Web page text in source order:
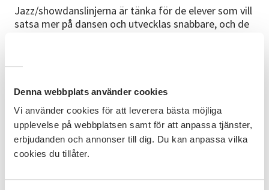
Denna webbplats använder cookies
Vi använder cookies för att leverera bästa möjliga
upplevelse på webbplatsen samt för att anpassa tjänster,
erbjudanden och annonser till dig. Du kan anpassa vilka
cookies du tillåter.
Jazz/showdanslinjerna är tänka för de elever som vill
satsa mer på dansen och utvecklas snabbare, och de
danskunskaper.
Terminsinformation
Höstlov v. 44, den 26/10-1/11
Dansuppvisning den 6 december.